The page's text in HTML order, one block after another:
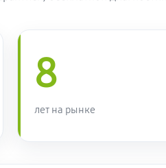
8
лет на рынке